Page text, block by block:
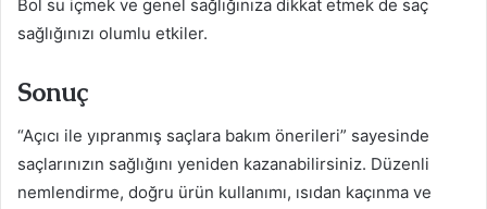
Bol su içmek ve genel sağlığınıza dikkat etmek de saç
sağlığınızı olumlu etkiler.
Sonuç
“Açıcı ile yıpranmış saçlara bakım önerileri” sayesinde
saçlarınızın sağlığını yeniden kazanabilirsiniz. Düzenli
nemlendirme, doğru ürün kullanımı, ısıdan kaçınma ve